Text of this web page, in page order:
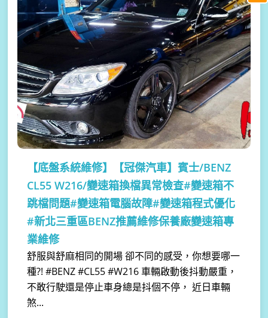
【底盤系統維修】
【冠傑汽車】賓士/BENZ
CL55 W216/變速箱換檔異常檢查#變速箱不
跳檔問題#變速箱電腦故障#變速箱程式優化
#新北三重區BENZ推薦維修保養廠變速箱專
業維修
舒服與舒麻相同的開場 卻不同的感受，你想要哪一
種?! #BENZ #CL55 #W216 車輛啟動後抖動嚴重，
不敢行駛還是停止車身總是抖個不停， 近日車輛
煞...